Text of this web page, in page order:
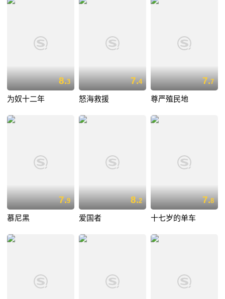
8.3
为奴十二年
7.4
怒海救援
7.7
尊严殖民地
7.9
慕尼黑
8.2
爱国者
7.8
十七岁的单车